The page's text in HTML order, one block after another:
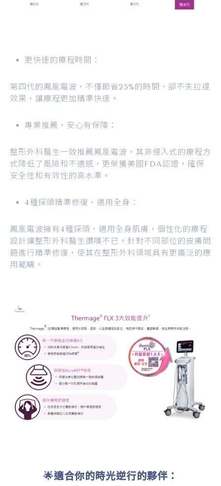
更快速的療程時間：
第四代的鳳凰電波，不僅節省25%的時間，卻不失拉提
效果，讓療程更加精準快速。
專業推薦，安心有保障：
整形外科醫生一致推薦鳳凰電波，其非侵入式的療程方
式降低了風險和不適感，更榮獲美國FDA認證，確保
安全性和有效性的高水準。
4種探頭精準修復，適用全身：
鳳凰電波擁有4種探頭，適用全身肌膚，個性化的療程
設計讓整形外科醫生讚嘆不已。針對不同部位的皮膚問
題進行精準修復，使其在整形外科領域具有更廣泛的應
用範疇。
🌟適合你的時光逆行的夥伴：